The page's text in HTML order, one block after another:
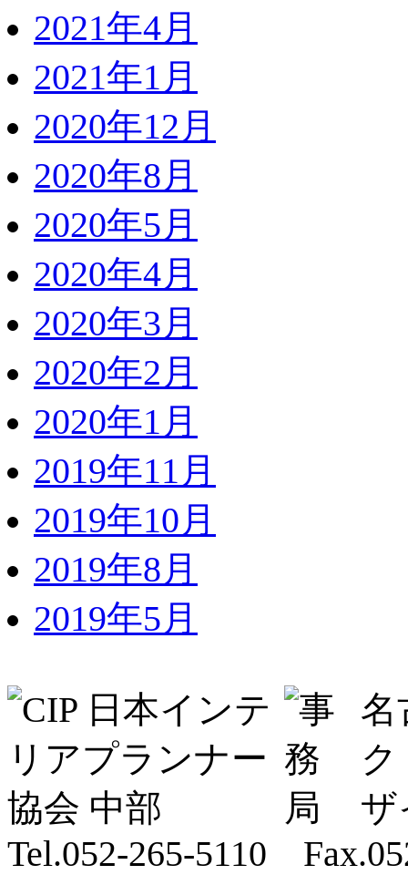
2021年4月
2021年1月
2020年12月
2020年8月
2020年5月
2020年4月
2020年3月
2020年2月
2020年1月
2019年11月
2019年10月
2019年8月
2019年5月
名
ザ
Tel.052-265-5110